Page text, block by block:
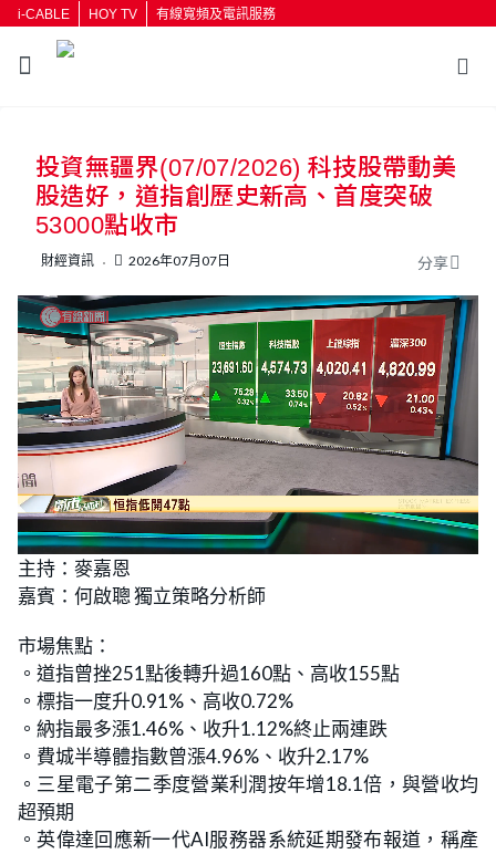
i-CABLE HOY TV 有線寬頻及電訊服務
按輸入鍵開始搜尋
投資無疆界(07/07/2026) 科技股帶動美
股造好，道指創歷史新高、首度突破
53000點收市
財經資訊 2026年07月07日 分享
U
n
m
u
t
e
L
o
e
d
4
%
主持：麥嘉恩
嘉賓：何啟聰 獨立策略分析師
市場焦點：
。道指曾挫251點後轉升過160點、高收155點
。標指一度升0.91%、高收0.72%
。納指最多漲1.46%、收升1.12%終止兩連跌
。費城半導體指數曾漲4.96%、收升2.17%
。三星電子第二季度營業利潤按年增18.1倍，與營收均
超預期
。英偉達回應新一代AI服務器系統延期發布報道，稱產